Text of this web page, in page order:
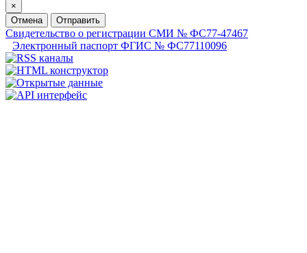
×
Отмена
Отправить
Свидетельство о регистрации СМИ № ФС77-47467
Электронный паспорт ФГИС № ФС77110096